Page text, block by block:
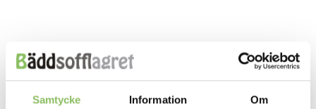
Samtycke Information Om
Both comments and trackbacks are currently closed.
←Previous
Next→